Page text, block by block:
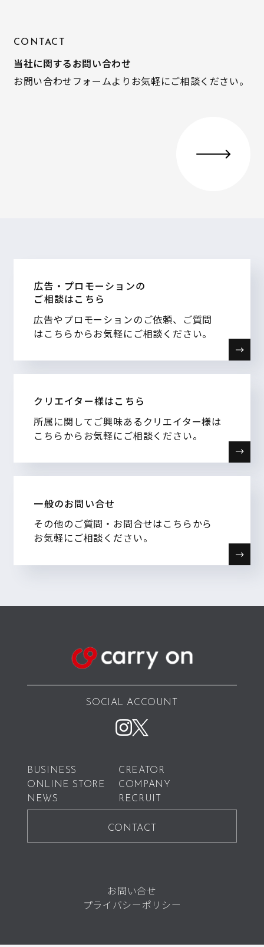
CONTACT
当社に関するお問い合わせ
お問い合わせフォームよりお気軽にご相談ください。
広告・プロモーションの
ご相談はこちら
広告やプロモーションのご依頼、ご質問
はこちらからお気軽にご相談ください。
クリエイター様はこちら
所属に関してご興味あるクリエイター様は
こちらからお気軽にご相談ください。
一般のお問い合せ
その他のご質問・お問合せはこちらから
お気軽にご相談ください。
SOCIAL ACCOUNT
BUSINESS
CREATOR
ONLINE STORE
COMPANY
NEWS
RECRUIT
CONTACT
お問い合せ
プライバシーポリシー